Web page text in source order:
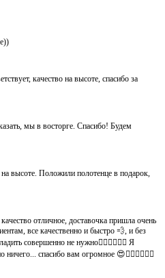
качество на высоте, спасибо за
мы в восторге. Спасибо! Будем
высоте. Положили полотенце в подарок,
отличное, доставочка пришла очень
все качественно и быстро 💨, и без
совершенно не нужно👍🏻👍🏻🙈😄 Я
спасибо вам огромное 😍👍🏻👍🏻👏🏻